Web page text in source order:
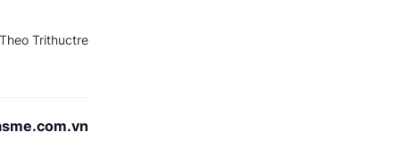
Theo Trithuctre